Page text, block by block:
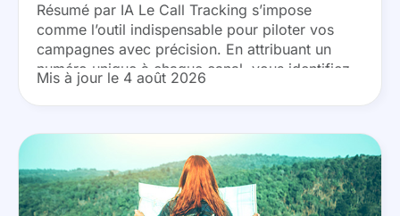
Tracking
Résumé par IA Le Call Tracking s’impose
comme l’outil indispensable pour piloter vos
campagnes avec précision. En attribuant un
numéro unique à chaque canal, vous identifiez
instantanément vos sources de revenus réelles.
Optimisez vos investissements en...
Mis à jour le 4 août 2026